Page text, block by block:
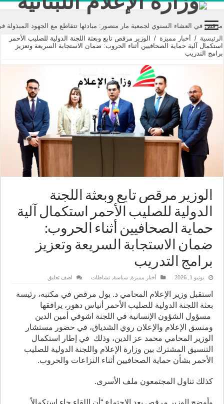
السنوي لجمعية مار منصور: مبادئها تتقاطع مع الجهود المبذولة في عالم
الرئيسية / أخبار مميزة /
الوزير مرقص تابع وبعثة اللجنة الدولية للصليب الأحمر
استكمال آلية حماية الصحافيين أثناء الحروب: ضمان الاستجابة السريعة وتعزيز
برامج التدريب
الوزير مرقص تابع وبعثة اللجنة
الدولية للصليب الأحمر استكمال آلية
حماية الصحافيين أثناء الحروب:
ضمان الاستجابة السريعة وتعزيز
برامج التدريب
يونيو 1, 2026 أخبار مميزة ,سياسة نشاطات اضف تعليق
استقبل وزير الإعلام المحامي د. بول مرقص في مكتبه، رئيسة
بعثة اللجنة الدولية للصليب الأحمر أنياس دهور، يرافقها
مسؤول الشؤون الإنسانية في اللجنة اشوقي أمين الدين
ومنسق الإعلام والإعلان روي الشدياق، في حضور مستشار
الوزير المحامي محمد عز الدين، وذلك في إطار استكمال
التنسيق المشترك بين وزارة الإعلام واللجنة الدولية للصليب
الأحمر بشأن حماية الصحافيين أثناء النزاعات والحروب.
كذلك تناول المجتمعون ملف الأسرى.
وأوضح الوزير مرقص بعد الاجتماع “أن اللقاء جاء استكمالاً